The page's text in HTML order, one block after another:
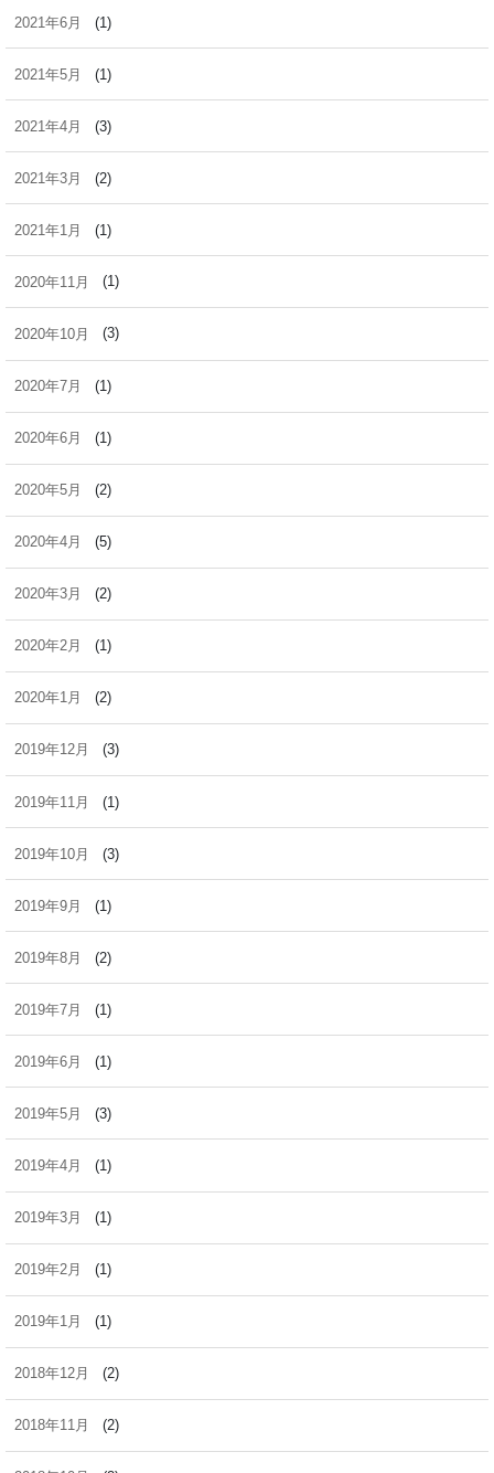
2021年6月 (1)
2021年5月 (1)
2021年4月 (3)
2021年3月 (2)
2021年1月 (1)
2020年11月 (1)
2020年10月 (3)
2020年7月 (1)
2020年6月 (1)
2020年5月 (2)
2020年4月 (5)
2020年3月 (2)
2020年2月 (1)
2020年1月 (2)
2019年12月 (3)
2019年11月 (1)
2019年10月 (3)
2019年9月 (1)
2019年8月 (2)
2019年7月 (1)
2019年6月 (1)
2019年5月 (3)
2019年4月 (1)
2019年3月 (1)
2019年2月 (1)
2019年1月 (1)
2018年12月 (2)
2018年11月 (2)